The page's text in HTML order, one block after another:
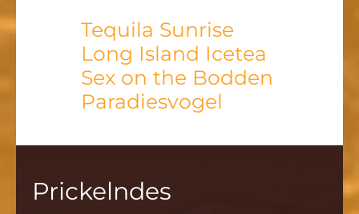
Tequila Sunrise
Long Island Icetea
Sex on the Bodden
Paradiesvogel
Prickelndes